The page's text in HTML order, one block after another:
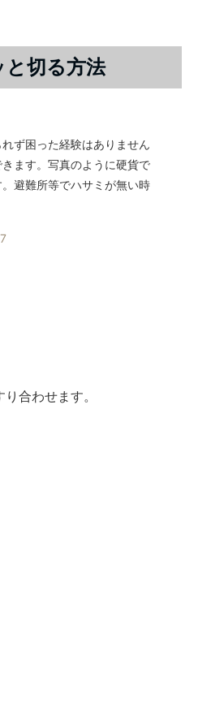
切る方法
ず困った経験はありません
ます。写真のように硬貨で
避難所等でハサミが無い時
合わせます。